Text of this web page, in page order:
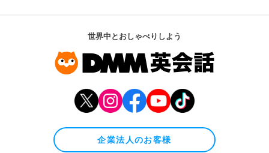
世界中とおしゃべりしよう
企業法人のお客様